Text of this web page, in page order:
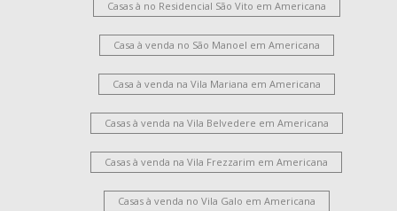
Casas à no Residencial São Vito em Americana
Casa à venda no São Manoel em Americana
Casa à venda na Vila Mariana em Americana
Casas à venda na Vila Belvedere em Americana
Casas à venda na Vila Frezzarim em Americana
Casas à venda no Vila Galo em Americana